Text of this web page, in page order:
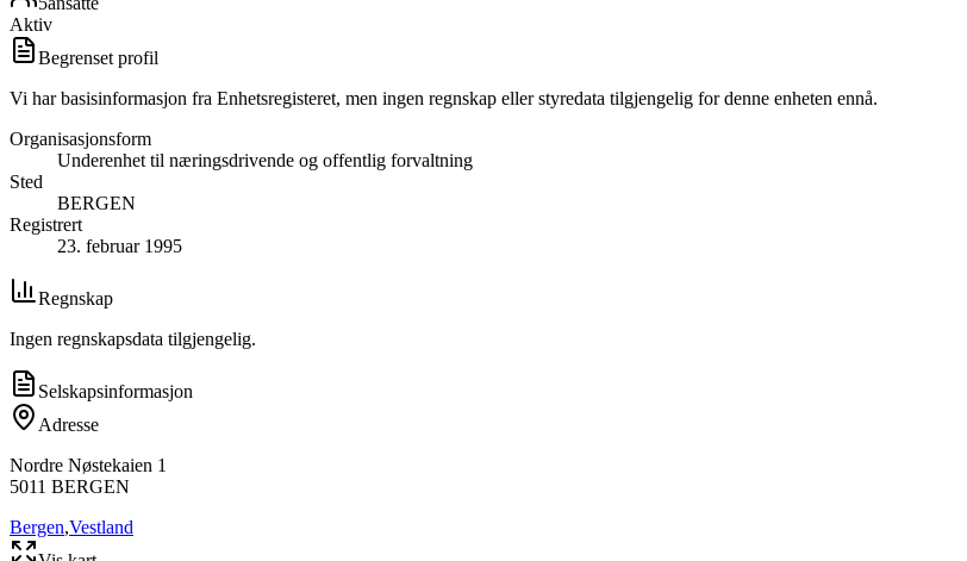
Aktiv
Begrenset profil
Vi har basisinformasjon fra Enhetsregisteret, men ingen regnskap eller styredata tilgjengelig for denne enheten ennå.
Organisasjonsform
Underenhet til næringsdrivende og offentlig forvaltning
Sted
BERGEN
Registrert
23. februar 1995
Regnskap
Ingen regnskapsdata tilgjengelig.
Selskapsinformasjon
Adresse
Nordre Nøstekaien 1
5011 BERGEN
Bergen,Vestland